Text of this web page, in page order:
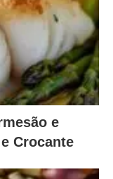
e
Crocante